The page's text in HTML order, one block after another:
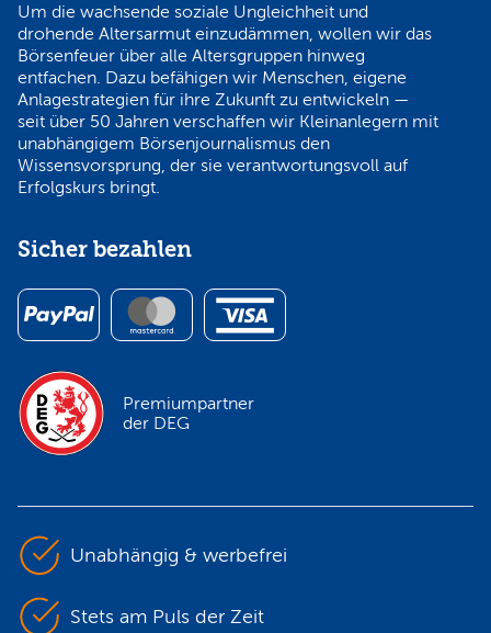
Um die wachsende soziale Ungleichheit und
drohende Altersarmut einzudämmen, wollen wir das
Börsenfeuer über alle Altersgruppen hinweg
entfachen. Dazu befähigen wir Menschen, eigene
Anlagestrategien für ihre Zukunft zu entwickeln —
seit über 50 Jahren verschaffen wir Kleinanlegern mit
unabhängigem Börsenjournalismus den
Wissensvorsprung, der sie verantwortungsvoll auf
Erfolgskurs bringt.
Sicher bezahlen
Premiumpartner
der DEG
Unabhängig & werbefrei
Stets am Puls der Zeit